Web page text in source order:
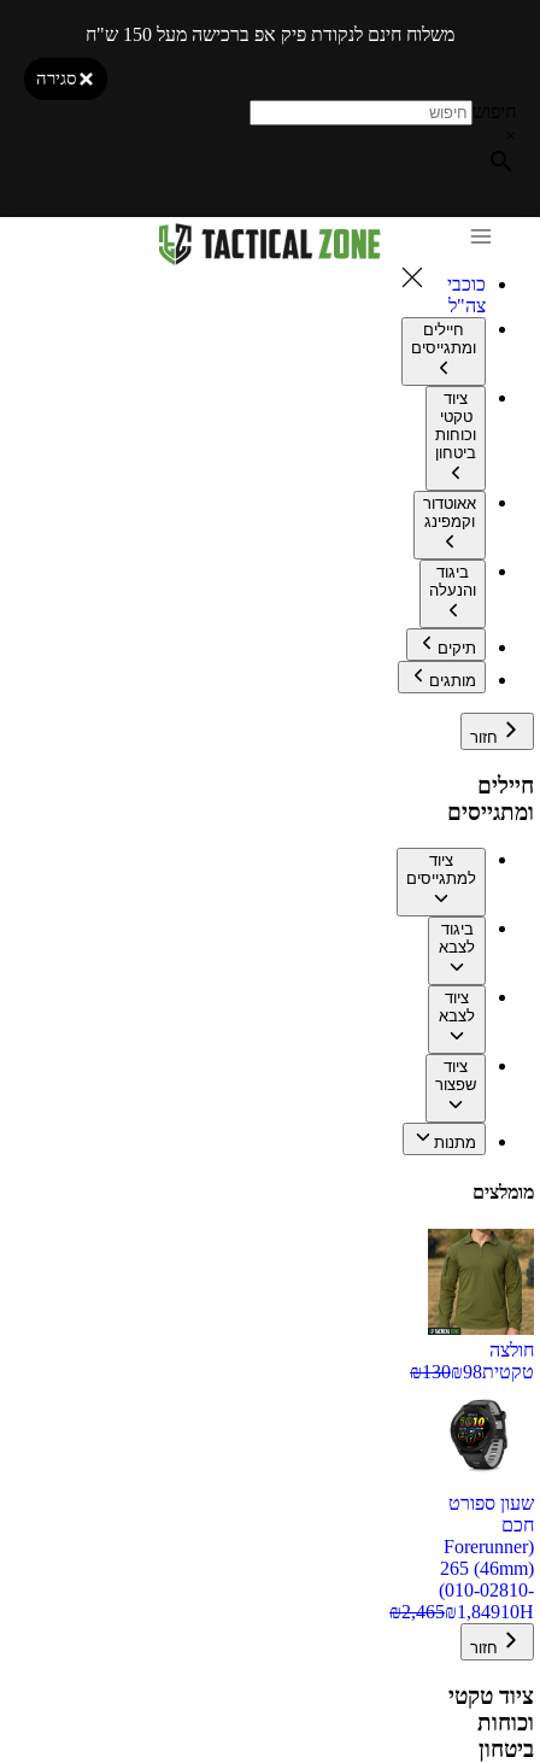
משלוח חינם לנקודת פיק אפ ברכישה מעל 150 ש"ח
סגירה
כוכבי
צה"ל
חיילים
ומתגייסים
ציוד
טקטי
וכוחות
ביטחון
אאוטדור
וקמפינג
ביגוד
והנעלה
תיקים
מותגים
חזור
חיילים
ומתגייסים
ציוד
למתגייסים
ביגוד
לצבא
ציוד
לצבא
ציוד
שפצור
מתנות
מומלצים
חולצה
טקטית
₪98
₪130
שעון ספורט
חכם
(Forerunner
265 (46mm)
(010-02810-
10H
₪1,849
₪2,465
חזור
ציוד טקטי
וכוחות
ביטחון